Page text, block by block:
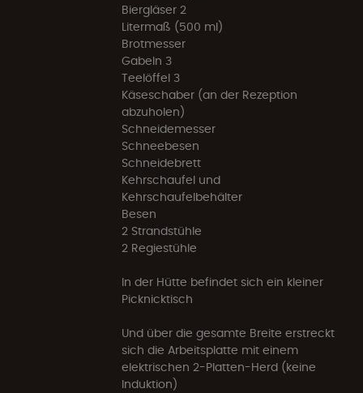
Biergläser 2
Litermaß (500 ml)
Brotmesser
Gabeln 3
Teelöffel 3
Käseschaber (an der Rezeption
abzuholen)
Schneidemesser
Schneebesen
Schneidebrett
Kehrschaufel und
Kehrschaufelbehälter
Besen
2 Strandstühle
2 Regiestühle
In der Hütte befindet sich ein kleiner
Picknicktisch
Und über die gesamte Breite erstreckt
sich die Arbeitsplatte mit einem
elektrischen 2-Platten-Herd (keine
Induktion)